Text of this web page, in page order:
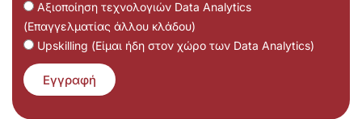
Αξιοποίηση τεχνολογιών Data Analytics
(Επαγγελματίας άλλου κλάδου)
Upskilling (Είμαι ήδη στον χώρο των Data Analytics)
Εγγραφή